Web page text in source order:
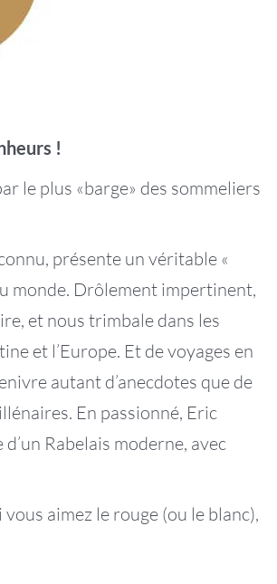
!
le plus «barge» des sommeliers
présente un véritable «
monde. Drôlement impertinent,
et nous trimbale dans les
et l’Europe. Et de voyages en
autant d’anecdotes que de
En passionné, Eric
Rabelais moderne, avec
aimez le rouge (ou le blanc),